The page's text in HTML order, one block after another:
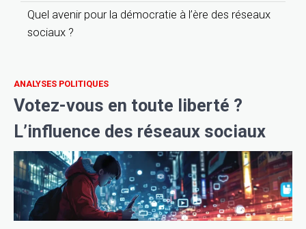
ANALYSES POLITIQUES
Votez-vous en toute liberté ?
L’influence des réseaux sociaux
Quel avenir pour la démocratie à l’ère des réseaux
sociaux ?